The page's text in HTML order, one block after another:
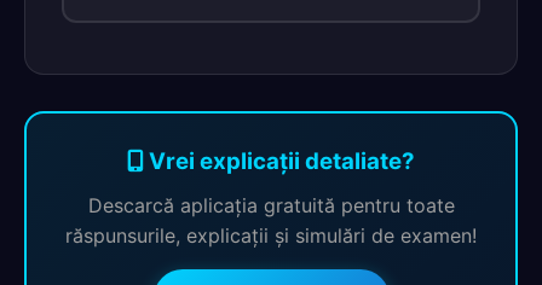
Vrei explicații detaliate?
Descarcă aplicația gratuită pentru toate
răspunsurile, explicații și simulări de examen!